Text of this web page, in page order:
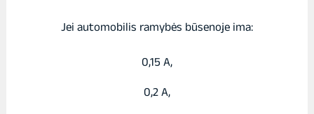
Jei automobilis ramybės būsenoje ima:
0,15 A,
0,2 A,